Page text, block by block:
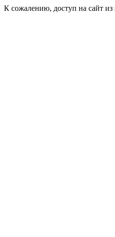
К сожалению, доступ на сайт